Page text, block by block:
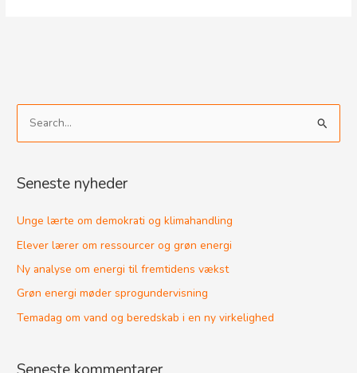
ø
e
e
r
:
Seneste nyheder
Unge lærte om demokrati og klimahandling
Elever lærer om ressourcer og grøn energi
Ny analyse om energi til fremtidens vækst
Grøn energi møder sprogundervisning
Temadag om vand og beredskab i en ny virkelighed